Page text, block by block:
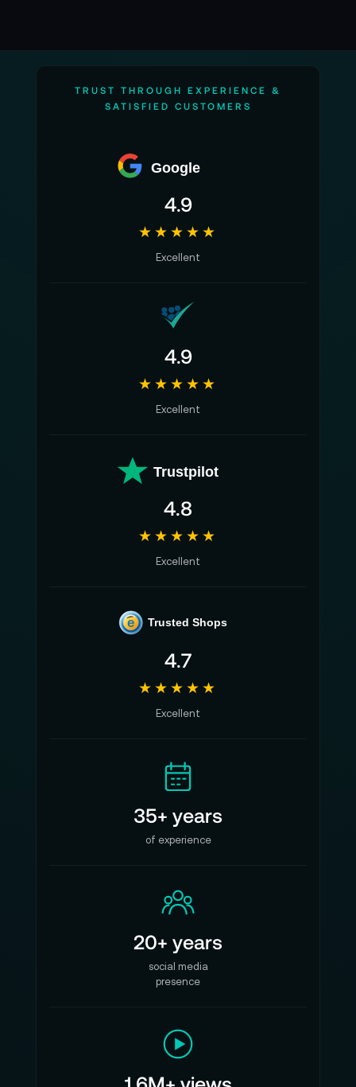
TRUST THROUGH EXPERIENCE &
SATISFIED CUSTOMERS
Google
4.9
★★★★★
Excellent
4.9
★★★★★
Excellent
Trustpilot
4.8
★★★★★
Excellent
e Trusted Shops
4.7
★★★★★
Excellent
35+ years
of experience
20+ years
social media
presence